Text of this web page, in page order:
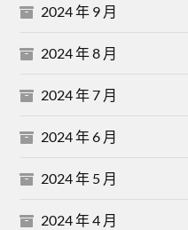
2024 年 9 月
2024 年 8 月
2024 年 7 月
2024 年 6 月
2024 年 5 月
2024 年 4 月